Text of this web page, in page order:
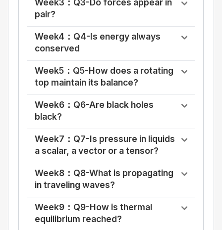
Week3：Q3-Do forces appear in
pair?
Week4：Q4-Is energy always
conserved
Week5：Q5-How does a rotating
top maintain its balance?
Week6：Q6-Are black holes
black?
Week7：Q7-Is pressure in liquids
a scalar, a vector or a tensor?
Week8：Q8-What is propagating
in traveling waves?
Week9：Q9-How is thermal
equilibrium reached?